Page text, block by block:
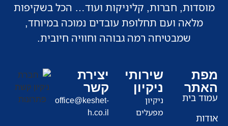
מוסדות, חברות, קליניקות ועוד… הכל בשקיפות
מלאה ועם תחלופת עובדים נמוכה במיוחד,
שמבטיחה רמה גבוהה וחוויה חיובית.
מפת
האתר
עמוד בית
אודות
שירותי
ניקיון
ניקיון
מפעלים
יצירת
קשר
office@keshet-
h.co.il